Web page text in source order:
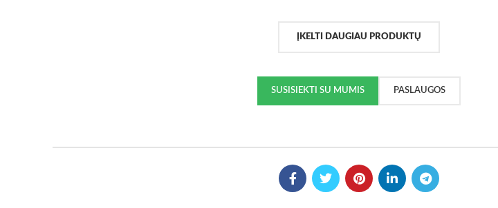
ĮKELTI DAUGIAU PRODUKTŲ
SUSISIEKTI SU MUMIS PASLAUGOS